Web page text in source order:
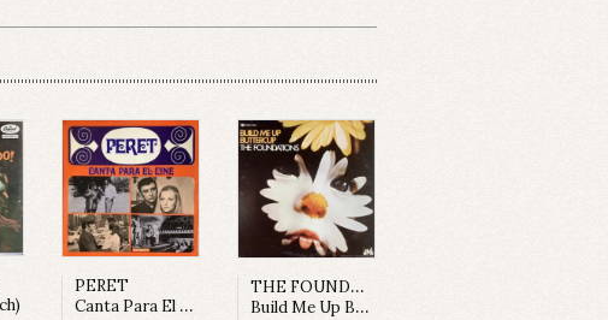
PERET
Canta Para El Cine (LP)
THE FOUNDATIONS
Build Me Up Buttercup (LP)